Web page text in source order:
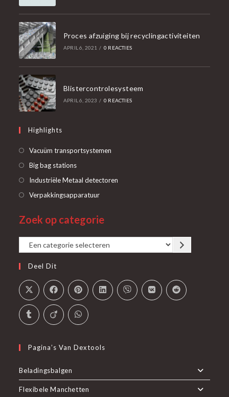
Proces afzuiging bij recyclingactiviteiten
APRIL 6, 2021 / 0 REACTIES
Blistercontrolesysteem
APRIL 6, 2023 / 0 REACTIES
Highlights
Vacuüm transportsystemen
Big bag stationsOpent
in
Industriële Metaal detectoren
VerpakkingsapparatuurOpent
een
tab
Zoek op categorie
Een
categorie
selecteren
Deel Dit
Pagina’s Van Dextools
Beladingsbalgen
Flexibele Manchetten